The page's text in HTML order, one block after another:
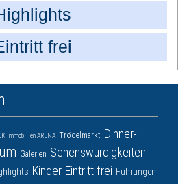
frei
Immobilien ARENA Trödelmarkt Dinner-
Galerien Sehenswürdigkeiten
Kinder Eintritt frei Führungen